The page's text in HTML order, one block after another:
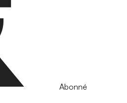
Abonné